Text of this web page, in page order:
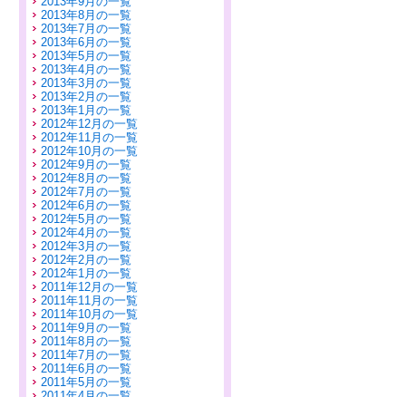
2013年8月の一覧
2013年7月の一覧
2013年6月の一覧
2013年5月の一覧
2013年4月の一覧
2013年3月の一覧
2013年2月の一覧
2013年1月の一覧
2012年12月の一覧
2012年11月の一覧
2012年10月の一覧
2012年9月の一覧
2012年8月の一覧
2012年7月の一覧
2012年6月の一覧
2012年5月の一覧
2012年4月の一覧
2012年3月の一覧
2012年2月の一覧
2012年1月の一覧
2011年12月の一覧
2011年11月の一覧
2011年10月の一覧
2011年9月の一覧
2011年8月の一覧
2011年7月の一覧
2011年6月の一覧
2011年5月の一覧